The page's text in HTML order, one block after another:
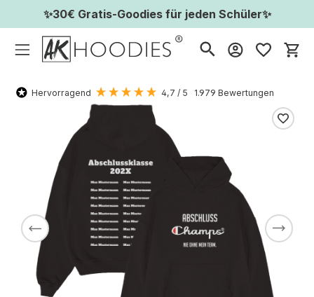
✨30€ Gratis-Goodies für jeden Schüler✨
Hervorragend 4,7 / 5 1.979 Bewertungen